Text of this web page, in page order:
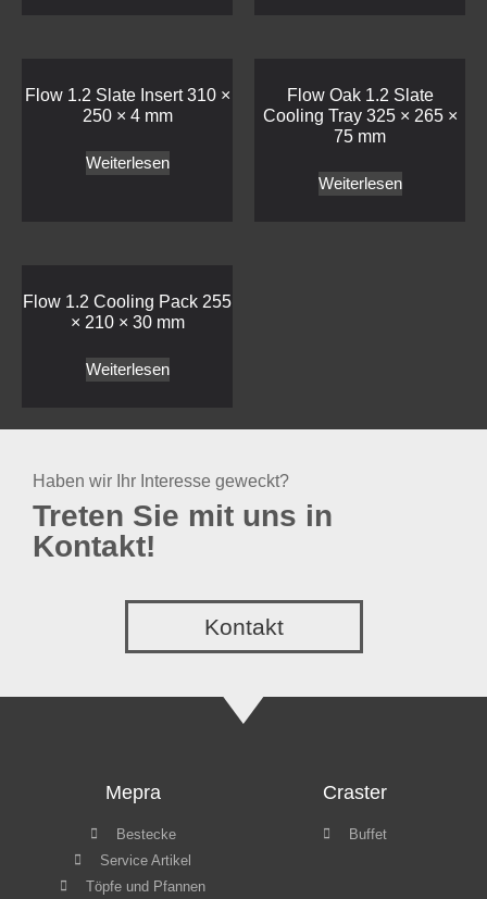
Flow 1.2 Slate Insert 310 ×
250 × 4 mm
Weiterlesen
Flow Oak 1.2 Slate
Cooling Tray 325 × 265 ×
75 mm
Weiterlesen
Flow 1.2 Cooling Pack 255
× 210 × 30 mm
Weiterlesen
Haben wir Ihr Interesse geweckt?
Treten Sie mit uns in
Kontakt!
Kontakt
Mepra
Bestecke
Service Artikel
Töpfe und Pfannen
Craster
Buffet